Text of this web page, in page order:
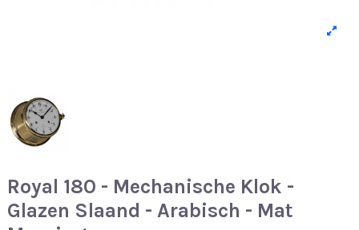
Royal 180 - Mechanische Klok -
Glazen Slaand - Arabisch - Mat